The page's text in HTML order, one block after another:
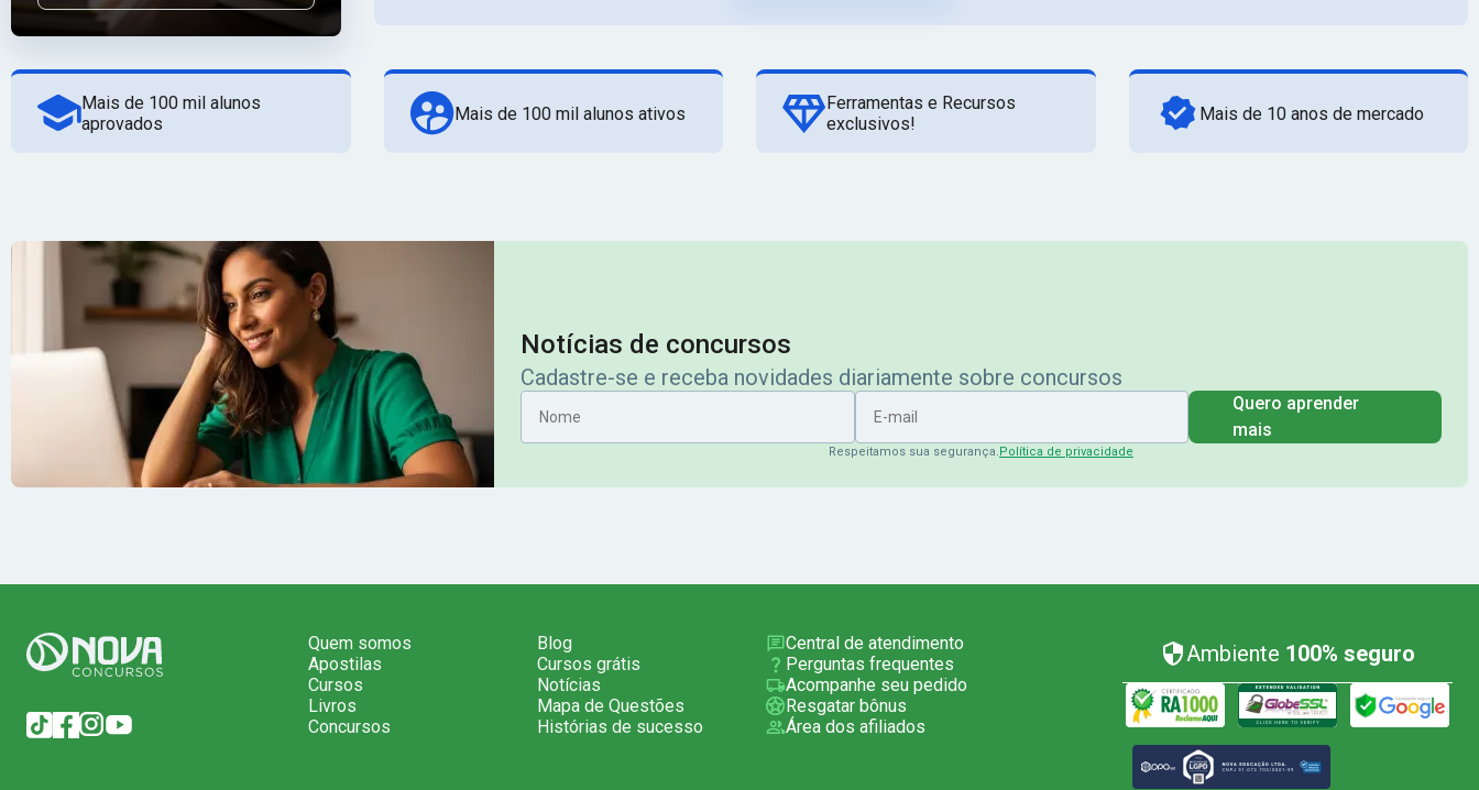
Mais de 100 mil alunos
aprovados
Mais de 100 mil alunos ativos
Ferramentas e Recursos
exclusivos!
Mais de 10 anos de mercado
Notícias de concursos
Cadastre-se e receba novidades diariamente sobre concursos
Nome
E-mail
Quero aprender
mais
Respeitamos sua segurança.Política de privacidade
Quem somos
Apostilas
Cursos
Livros
Concursos
Blog
Cursos grátis
Notícias
Mapa de Questões
Histórias de sucesso
Central de atendimento
Perguntas frequentes
Acompanhe seu pedido
Resgatar bônus
Área dos afiliados
Ambiente 100% seguro